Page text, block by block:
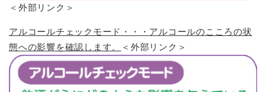
＜外部リンク＞
アルコールチェックモード・・・アルコールのこころの状
態への影響を確認します。
＜外部リンク＞